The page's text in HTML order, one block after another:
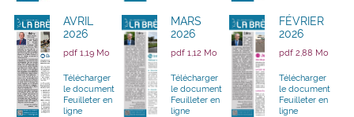
AVRIL
2026
pdf 1,19 Mo
Télécharger
le document
Feuilleter en
ligne
MARS
2026
pdf 1,12 Mo
Télécharger
le document
Feuilleter en
ligne
FÉVRIER
2026
pdf 2,88 Mo
Télécharger
le document
Feuilleter en
ligne